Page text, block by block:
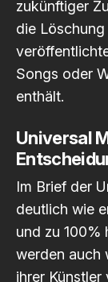
zukünftiger
die
Songs oder
enthält.
Universal
Im Brief der
deutlich wie
und zu 100%
werden auch
ihrer